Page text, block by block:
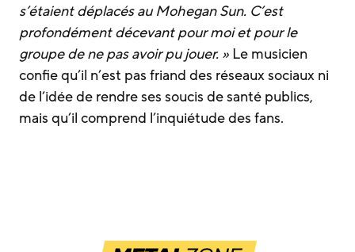
s’étaient déplacés au Mohegan Sun. C’est
profondément décevant pour moi et pour le
groupe de ne pas avoir pu jouer. » Le musicien
confie qu’il n’est pas friand des réseaux sociaux ni
de l’idée de rendre ses soucis de santé publics,
mais qu’il comprend l’inquiétude des fans.